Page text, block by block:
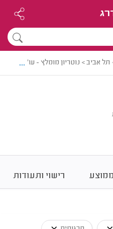
תל אביב > נוטריון מומלץ - עו"ד לין
...
ממוצע רישוי ותעודות